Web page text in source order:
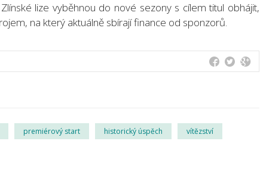
lize vyběhnou do nové sezony s cílem titul obhájit,
na který aktuálně sbírají finance od sponzorů.
premiérový start historický úspěch vítězství